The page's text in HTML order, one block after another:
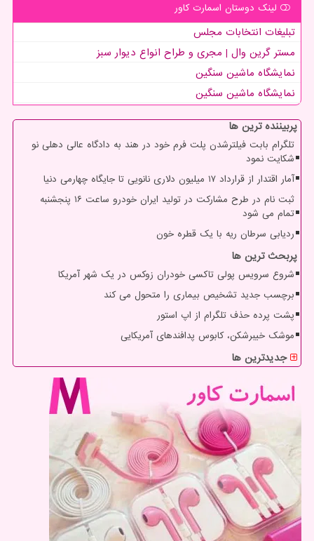
لینک دوستان اسمارت كاور
تبلیغات انتخابات مجلس
مستر گرین وال | مجری و طراح انواع دیوار سبز
نمایشگاه ماشین سنگین
نمایشگاه ماشین سنگین
پربیننده ترین ها
تلگرام بابت فیلترشدن پلت فرم خود در هند به دادگاه عالی دهلی نو
شکایت نمود
آمار اقتدار از قرارداد ۱۷ میلیون دلاری نانویی تا جایگاه چهارمی دنیا
ثبت نام در طرح مشارکت در تولید ایران خودرو ساعت ۱۶ پنجشنبه
تمام می شود
ردیابی سرطان ریه با یک قطره خون
پربحث ترین ها
شروع سرویس پولی تاکسی خودران زوکس در یک شهر آمریکا
برچسب جدید تشخیص بیماری را متحول می کند
پشت پرده حذف تلگرام از اپ استور
موشک خیبرشکن، کابوس پدافندهای آمریکایی
جدیدترین ها